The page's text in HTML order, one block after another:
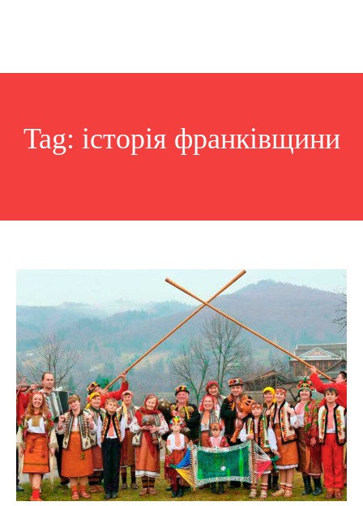
Tag: історія франківщини